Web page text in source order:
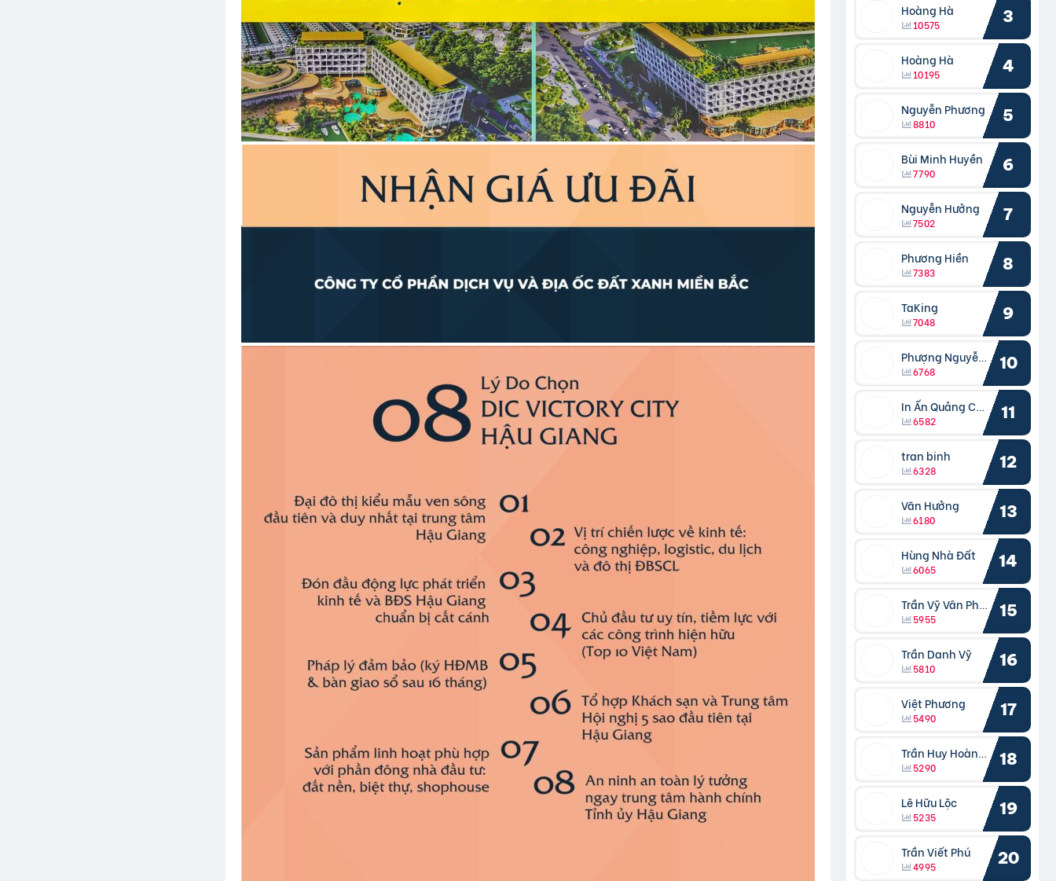
Hoàng Hà
10575 3
Hoàng Hà
10195 4
Nguyễn Phương
8810 5
Bùi Minh Huyền
7790 6
Nguyễn Hưởng
7502 7
Phương Hiền
7383 8
TaKing
7048 9
Phượng Nguyễn Phượng
6768 10
In Ấn Quảng Cáo Cần Thơ
6582 11
tran binh
6328 12
Văn Hưởng
6180 13
Hùng Nhà Đất
6065 14
Trần Vỹ Vân Phong
5955 15
Trần Danh Vỹ
5810 16
Việt Phương
5490 17
Trần Huy Hoàng Bắc
5290 18
Lê Hữu Lộc
5235 19
Trần Viết Phú
4995 20